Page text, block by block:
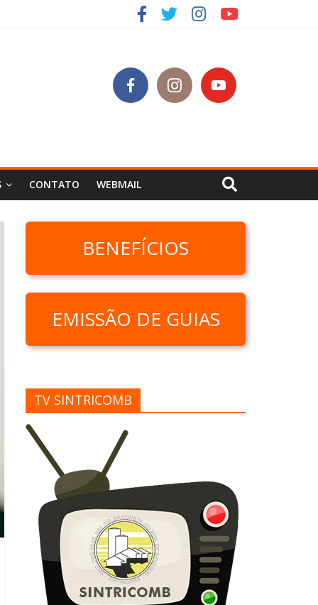
CONTATO WEBMAIL
BENEFÍCIOS
EMISSÃO DE GUIAS
TV SINTRICOMB